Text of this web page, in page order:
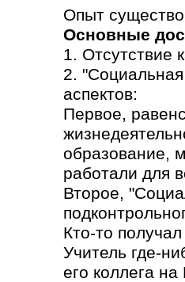
Опыт
Основные
1. Отсутствие
2. "Социальная
аспектов:
Первое,
образование,
работали для
Второе,
Кто-то
Учитель где-
его коллега